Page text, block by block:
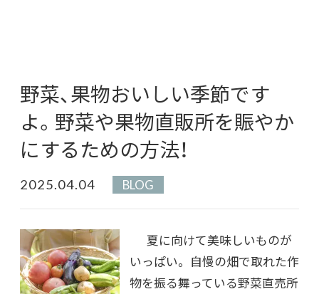
野菜、果物おいしい季節です
よ。野菜や果物直販所を賑やか
にするための方法！
2025.04.04 BLOG
夏に向けて美味しいものが
いっぱい。 自慢の畑で取れた作
物を振る舞っている野菜直売所